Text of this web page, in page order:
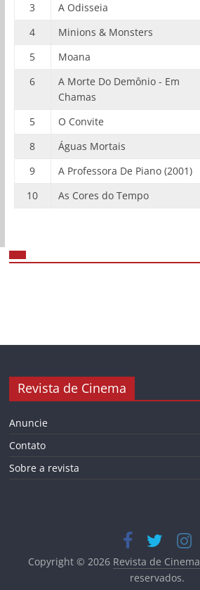
3
A Odisseia
4
Minions & Monsters
5
Moana
6
A Morte Do Demônio - Em
Chamas
5 O Convite
8
Águas Mortais
9
A Professora De Piano (2001)
10
As Cores do Tempo
Revista de Cinema
Anuncie
Contato
Sobre a revista
Copyright © 2026 Revista de Cinema
reservados.